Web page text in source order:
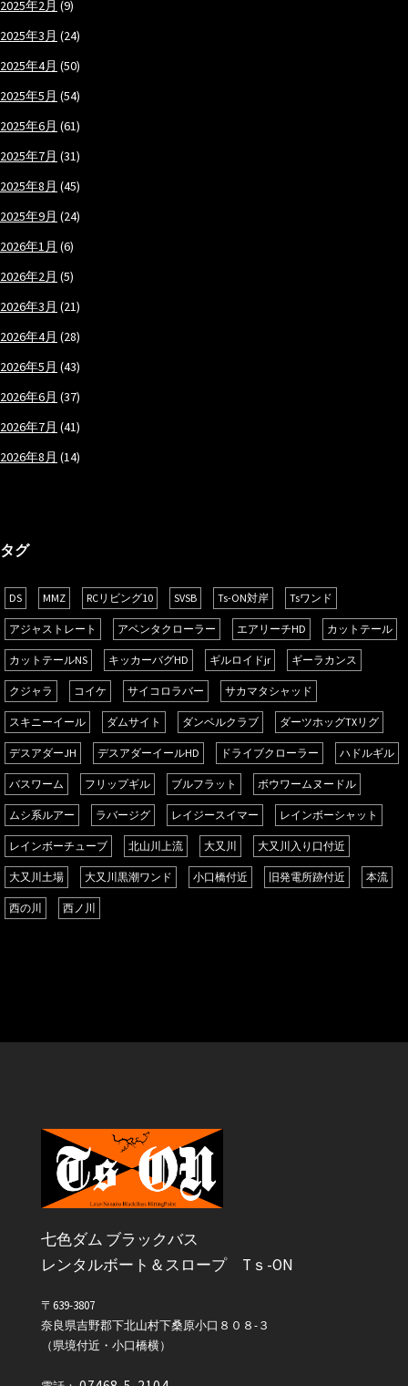
2025年2月 (9)
2025年3月 (24)
2025年4月 (50)
2025年5月 (54)
2025年6月 (61)
2025年7月 (31)
2025年8月 (45)
2025年9月 (24)
2026年1月 (6)
2026年2月 (5)
2026年3月 (21)
2026年4月 (28)
2026年5月 (43)
2026年6月 (37)
2026年7月 (41)
2026年8月 (14)
タグ
DS MMZ RCリビング10 SVSB Ts-ON対岸 Tsワンド
アジャストレート アベンタクローラー エアリーチHD カットテール
カットテールNS キッカーバグHD ギルロイドjr ギーラカンス
クジャラ コイケ サイコロラバー サカマタシャッド
スキニーイール ダムサイト ダンベルクラブ ダーツホッグTXリグ
デスアダーJH デスアダーイールHD ドライブクローラー ハドルギル
バスワーム フリップギル ブルフラット ボウワームヌードル
ムシ系ルアー ラバージグ レイジースイマー レインボーシャット
レインボーチューブ 北山川上流 大又川 大又川入り口付近
大又川土場 大又川黒潮ワンド 小口橋付近 旧発電所跡付近 本流
西の川 西ノ川
七色ダム ブラックバス
レンタルボート＆スロープ Tｓ-ON
〒639-3807
奈良県吉野郡下北山村下桑原小口８０８-３
（県境付近・小口橋横）